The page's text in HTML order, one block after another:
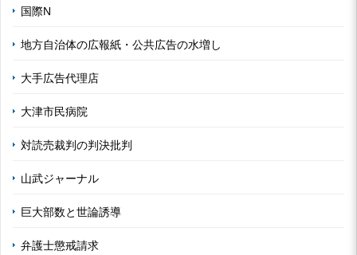
国際N
地方自治体の広報紙・公共広告の水増し
大手広告代理店
大津市民病院
対読売裁判の判決批判
山武ジャーナル
巨大部数と世論誘導
弁護士懲戒請求